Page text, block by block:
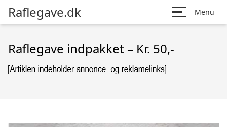
Raflegave.dk Menu
Raflegave indpakket – Kr. 50,-